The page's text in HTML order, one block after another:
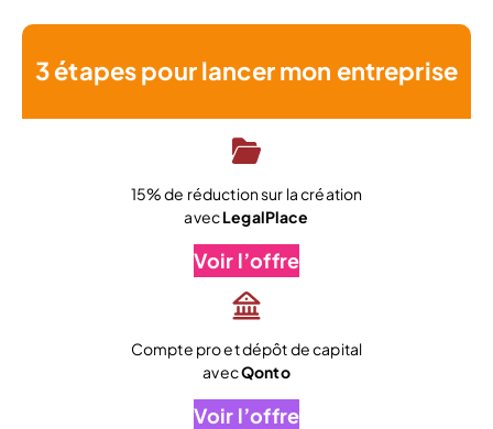
3 étapes pour lancer mon entreprise
15% de réduction sur la création
avecLegalPlace
Voir l’offre
Compte pro et dépôt de capital
avecQonto
Voir l’offre